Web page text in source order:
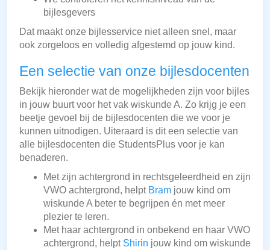
bijlesgevers
Dat maakt onze bijlesservice niet alleen snel, maar
ook zorgeloos en volledig afgestemd op jouw kind.
Een selectie van onze bijlesdocenten
Bekijk hieronder wat de mogelijkheden zijn voor bijles
in jouw buurt voor het vak wiskunde A. Zo krijg je een
beetje gevoel bij de bijlesdocenten die we voor je
kunnen uitnodigen. Uiteraard is dit een selectie van
alle bijlesdocenten die StudentsPlus voor je kan
benaderen.
Met zijn achtergrond in rechtsgeleerdheid en zijn
VWO achtergrond, helpt Bram jouw kind om
wiskunde A beter te begrijpen én met meer
plezier te leren.
Met haar achtergrond in onbekend en haar VWO
achtergrond, helpt Shirin jouw kind om wiskunde